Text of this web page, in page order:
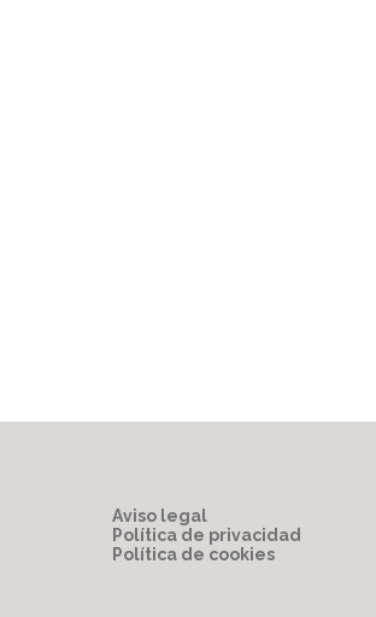
Aviso legal
Política de privacidad
Política de cookies